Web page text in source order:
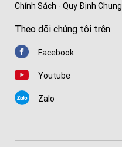
Chính Sách - Quy Định Chung
Theo dõi chúng tôi trên
Facebook
Youtube
Zalo